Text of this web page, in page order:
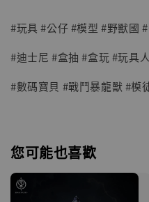
#玩具 #公仔 #模型 #野獸國
#迪士尼 #盒抽 #盒玩 #玩具
#數碼寶貝 #戰鬥暴龍獸 #模
您可能也喜歡